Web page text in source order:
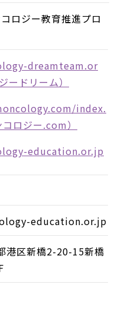
ロジー教育推進プロ
dreamteam.or
ードリーム）
index.
ロジー.com）
education.or.jp
education.or.jp
港区新橋2-20-15新橋